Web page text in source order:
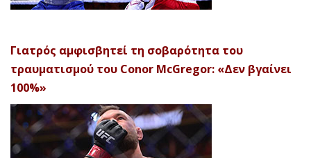
Γιατρός αμφισβητεί τη σοβαρότητα του
τραυματισμού του Conor McGregor: «Δεν βγαίνει
100%»